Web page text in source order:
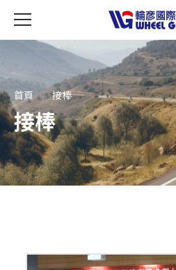
首頁 接棒
接棒